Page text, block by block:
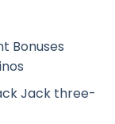
Bonuses
Jack three-